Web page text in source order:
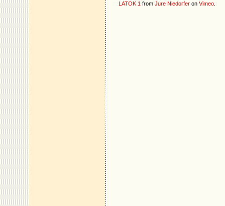
LATOK 1 from Jure Niedorfer on Vimeo